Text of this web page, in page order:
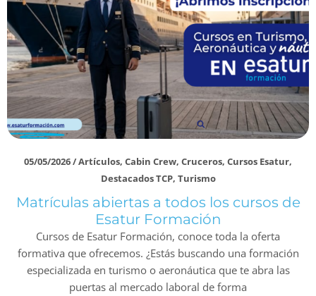
05/05/2026/Artículos, Cabin Crew, Cruceros, Cursos Esatur,
Destacados TCP, Turismo
Matrículas abiertas a todos los cursos de
Esatur Formación
Cursos de Esatur Formación, conoce toda la oferta
formativa que ofrecemos. ¿Estás buscando una formación
especializada en turismo o aeronáutica que te abra las
puertas al mercado laboral de forma